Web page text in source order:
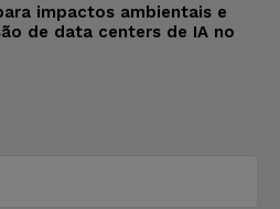
impactos ambientais e
de data centers de IA no